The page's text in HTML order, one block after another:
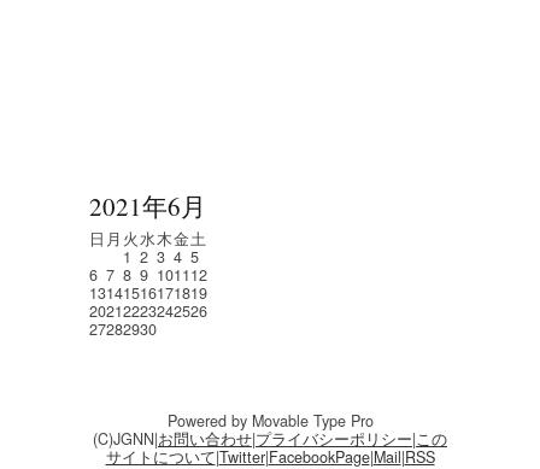
2021年6月
日 月 火水木金土
1 2 3 4 5
6 7 8 9 101112
13141516171819
20212223242526
27282930
Powered by Movable Type Pro
(C)JGNN|お問い合わせ|プライバシーポリシー| この
サイトについて|Twitter|FacebookPage|Mail|RSS